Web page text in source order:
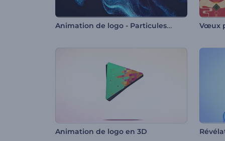
Animation de logo - Particules filantes Vœux
Animation de logo en 3D